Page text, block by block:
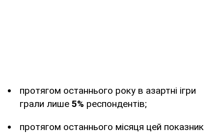
протягом останнього року в азартні ігри
грали лише 5% респондентів;
протягом останнього місяця цей показник